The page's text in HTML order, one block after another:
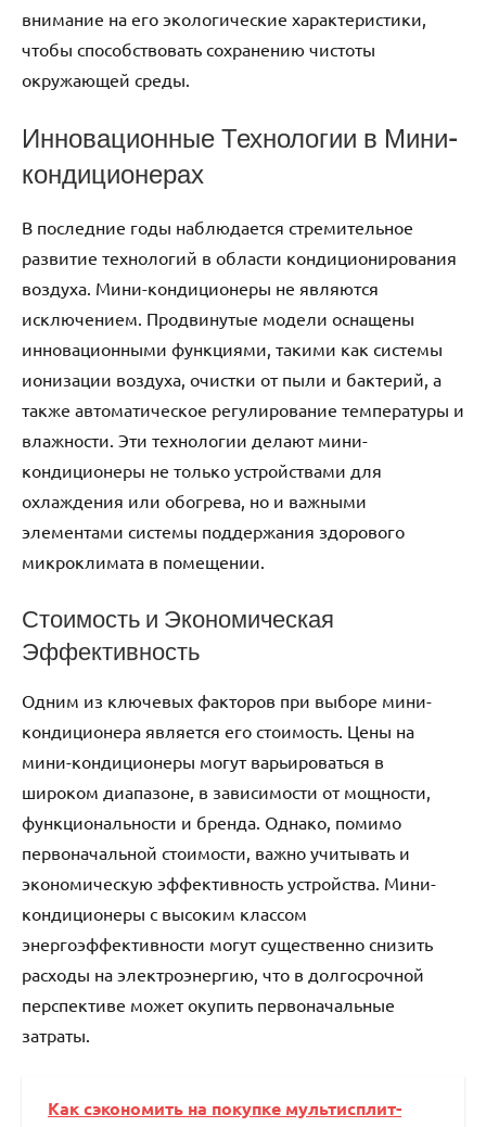
внимание на его экологические характеристики,
чтобы способствовать сохранению чистоты
окружающей среды.
Инновационные Технологии в Мини-
кондиционерах
В последние годы наблюдается стремительное
развитие технологий в области кондиционирования
воздуха. Мини-кондиционеры не являются
исключением. Продвинутые модели оснащены
инновационными функциями, такими как системы
ионизации воздуха, очистки от пыли и бактерий, а
также автоматическое регулирование температуры и
влажности. Эти технологии делают мини-
кондиционеры не только устройствами для
охлаждения или обогрева, но и важными
элементами системы поддержания здорового
микроклимата в помещении.
Стоимость и Экономическая
Эффективность
Одним из ключевых факторов при выборе мини-
кондиционера является его стоимость. Цены на
мини-кондиционеры могут варьироваться в
широком диапазоне, в зависимости от мощности,
функциональности и бренда. Однако, помимо
первоначальной стоимости, важно учитывать и
экономическую эффективность устройства. Мини-
кондиционеры с высоким классом
энергоэффективности могут существенно снизить
расходы на электроэнергию, что в долгосрочной
перспективе может окупить первоначальные
затраты.
Как сэкономить на покупке мультисплит-